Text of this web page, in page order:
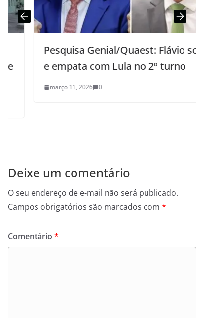
Pesquisa Genial/Quaest: Flávio sobe
e empata com Lula no 2º turno
março 11, 2026 0
Deixe um comentário
O seu endereço de e-mail não será publicado.
Campos obrigatórios são marcados com *
Comentário *